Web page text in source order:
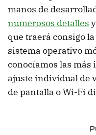
manos de
numerosos detalles
que traerá consigo
sistema operativo
conocíamos las más
ajuste individual de
de pantalla o Wi-Fi